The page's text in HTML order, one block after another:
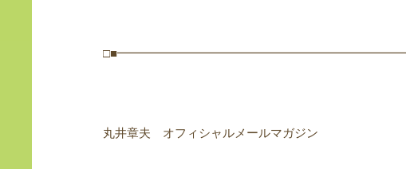
丸井章夫 オフィシャルメールマガジン